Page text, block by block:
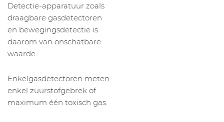
Detectie-apparatuur zoals
draagbare gasdetectoren
en bewegingsdetectie is
daarom van onschatbare
waarde.
Enkelgasdetectoren meten
enkel zuurstofgebrek of
maximum één toxisch gas.